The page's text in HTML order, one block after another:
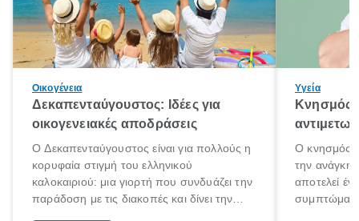
Οικογένεια
Δεκαπενταύγουστος: Ιδέες για
οικογενειακές αποδράσεις
Ο Δεκαπενταύγουστος είναι για πολλούς η
κορυφαία στιγμή του ελληνικού
καλοκαιριού: μια γιορτή που συνδυάζει την
παράδοση με τις διακοπές και δίνει την
Υγεία
Κνησμός:
Ο κνησμός
την ανάγκη
αποτελεί